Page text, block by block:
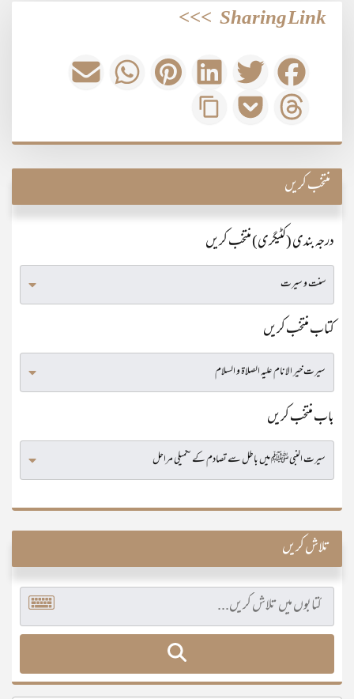
Sharing Link
>>>
منتخب کریں
درجہ بندی (کٹیگری) منتخب کریں
کتاب منتخب کریں
باب منتخب کریں
تلاش کریں